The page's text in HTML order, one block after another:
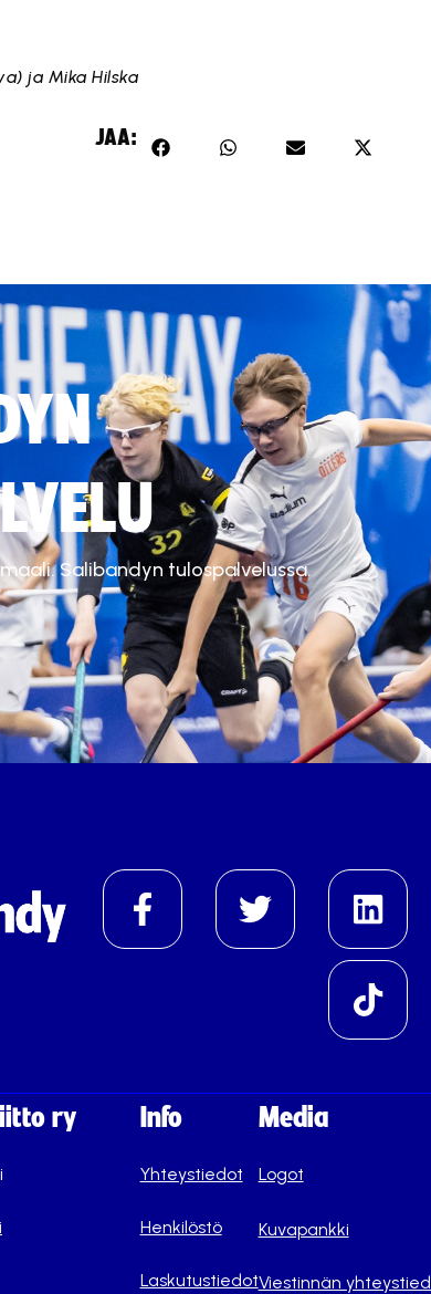
ja Mika Hilska
JAA:
Salibandyn tulospalvelussa.
ry Info
Yhteystiedot
Henkilöstö
Laskutustiedot
Media
Logot
Kuvapankki
Viestinnän